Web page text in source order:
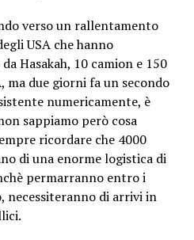
verso un rallentamento
USA che hanno
Hasakah, 10 camion e 150
ma due giorni fa un secondo
numericamente, è
sappiamo però cosa
ricordare che 4000
di una enorme logistica di
permarranno entro i
necessiteranno di arrivi in